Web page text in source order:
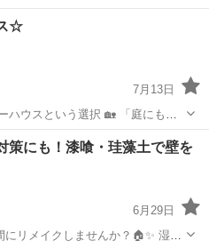
☆
7月13日
という選択 🏡 「庭にもう
方は自由自在！ ご希望のサ
の他
策にも！漆喰・珪藻土で壁を
6月29日
リメイクしませんか？🏠✨ 湿